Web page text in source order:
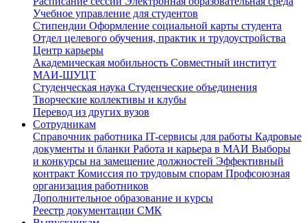
Учебное управление для студентов
Стипендии Оформление социальной карты студента
Отдел целевого обучения, практик и трудоустройства
Центр карьеры
Академическая мобильность Совместный институт
МАИ-ШУЦТ
Студенческая наука Студенческие объединения
Творческие коллективы и клубы
Перевод из других вузов
Сотрудникам
Cправочник работника IT-сервисы для работы Кадровые
документы и бланки Работа и карьера в МАИ Выборы
и конкурсы на замещение должностей Эффективный
контракт Комиссия по трудовым спорам Профсоюзная
организация работников
Дополнительное образование и курсы
Реестр документации СМК